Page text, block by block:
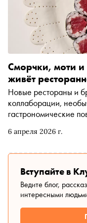
6 апреля 2026 г.
Сморчки, моти и
живёт
Новые рестораны и
коллаборации,
гастрономические
разбирался «Сноб»
Вступайте в
Ведите блог,
интересными